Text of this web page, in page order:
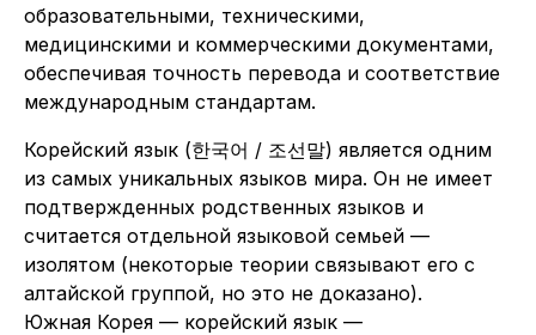
образовательными, техническими,
медицинскими и коммерческими документами,
обеспечивая точность перевода и соответствие
международным стандартам.
Корейский язык (한국어 / 조선말) является одним
из самых уникальных языков мира. Он не имеет
подтвержденных родственных языков и
считается отдельной языковой семьей —
изолятом (некоторые теории связывают его с
алтайской группой, но это не доказано).
Южная Корея — корейский язык —